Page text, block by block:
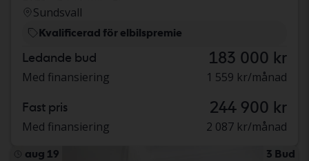
Sundsvall
Kvalificerad för elbilspremie
Ledande bud 183 000 kr
Med finansiering 1 559 kr/månad
Fast pris 244 900 kr
Med finansiering 2 087 kr/månad
aug 19 3 Bud